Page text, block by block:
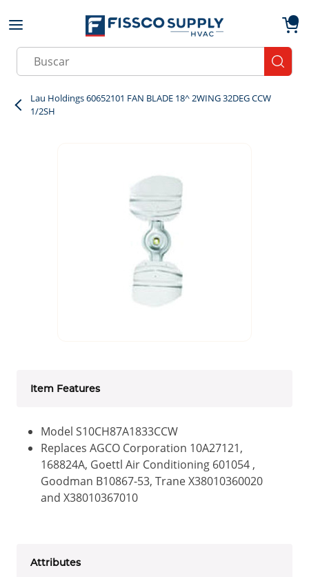
Skip to main content
Site Search
Lau Holdings 60652101 FAN BLADE 18^ 2WING 32DEG CCW
1/2SH
Item Features
Model S10CH87A1833CCW
Replaces AGCO Corporation 10A27121,
168824A, Goettl Air Conditioning 601054 ,
Goodman B10867-53, Trane X38010360020
and X38010367010
Attributes